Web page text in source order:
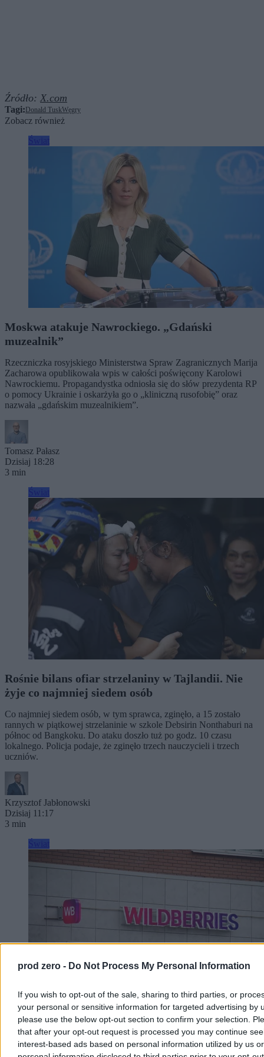
prod zero - Do Not Process My Personal Information
If you wish to opt-out of the sale, sharing to third parties, or
your personal or sensitive information for targeted advertising by
please use the below opt-out section to confirm your selection.
that after your opt-out request is processed you may continue
interest-based ads based on personal information utilized by us or
Źródło: X.com
Tagi: Donald TuskWęgry
Zobacz również
Moskwa atakuje Nawrockiego. „Gdański
muzealnik”
Rzeczniczka rosyjskiego Ministerstwa Spraw Zagranicznych Marija
Zacharowa opublikowała wpis w całości poświęcony Karolowi
Nawrockiemu. Propagandystka odniosła się do słów prezydenta RP
o pomocy Ukrainie i oskarżyła go o „kliniczną rusofobię” oraz
nazwała „gdańskim muzealnikiem”.
Tomasz Pałasz
Dzisiaj 18:28
3 min
Rośnie bilans ofiar strzelaniny w Tajlandii. Nie
żyje co najmniej siedem osób
Co najmniej siedem osób, w tym sprawca, zginęło, a 15 zostało
rannych w piątkowej strzelaninie w szkole Debsirin Nonthaburi na
północ od Bangkoku. Do ataku doszło tuż po godz. 10 czasu
lokalnego. Policja podaje, że zginęło trzech nauczycieli i trzech
uczniów.
Krzysztof Jabłonowski
Dzisiaj 11:17
3 min
Pożar centrum logistycznego w Jekaterynburgu.
Kolejny udany atak Ukrainy?